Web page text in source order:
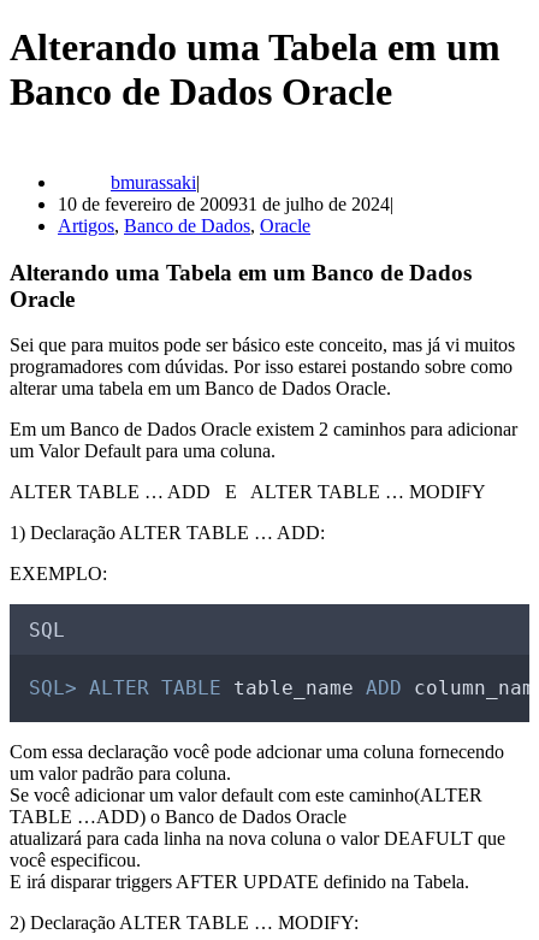
Alterando uma Tabela em um
Banco de Dados Oracle
bmurassaki
10 de fevereiro de 200931 de julho de 2024
Artigos, Banco de Dados, Oracle
Alterando uma Tabela em um Banco de Dados
Oracle
Sei que para muitos pode ser básico este conceito, mas já vi muitos
programadores com dúvidas. Por isso estarei postando sobre como
alterar uma tabela em um Banco de Dados Oracle.
Em um Banco de Dados Oracle existem 2 caminhos para adicionar
um Valor Default para uma coluna.
ALTER TABLE … ADD E ALTER TABLE … MODIFY
1) Declaração ALTER TABLE … ADD:
EXEMPLO:
SQL
SQL> ALTER TABLE table_name ADD
Com essa declaração você pode adcionar uma coluna fornecendo
um valor padrão para coluna.
Se você adicionar um valor default com este caminho(ALTER
TABLE …ADD) o Banco de Dados Oracle
atualizará para cada linha na nova coluna o valor DEAFULT que
você especificou.
E irá disparar triggers AFTER UPDATE definido na Tabela.
2) Declaração ALTER TABLE … MODIFY: